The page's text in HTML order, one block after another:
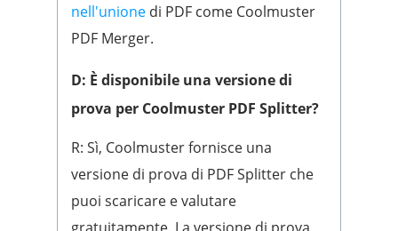
nell'unione di PDF come Coolmuster
PDF Merger.
D: È disponibile una versione di
prova per Coolmuster PDF Splitter?
R: Sì, Coolmuster fornisce una
versione di prova di PDF Splitter che
puoi scaricare e valutare